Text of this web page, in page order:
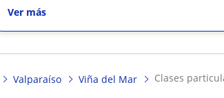
Ver más
Valparaíso Viña del Mar clases